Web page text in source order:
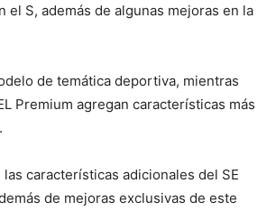
el S, además de algunas mejoras en la
de temática deportiva, mientras
Premium agregan características más
las características adicionales del SE
de mejoras exclusivas de este